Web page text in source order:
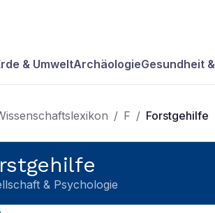
& UmweltArchäologieGesundheit
/ F / Forstgehilfe
& Psychologie